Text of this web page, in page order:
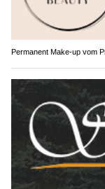
Permanent Make-up vom